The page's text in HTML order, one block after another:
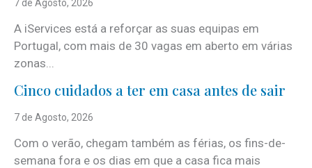
7 de Agosto, 2026
A iServices está a reforçar as suas equipas em
Portugal, com mais de 30 vagas em aberto em várias
zonas...
Cinco cuidados a ter em casa antes de sair
7 de Agosto, 2026
Com o verão, chegam também as férias, os fins-de-
semana fora e os dias em que a casa fica mais